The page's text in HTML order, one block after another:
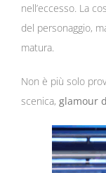
nell’eccesso. La
del personaggio,
matura.
Non è più solo
scenica, glamour